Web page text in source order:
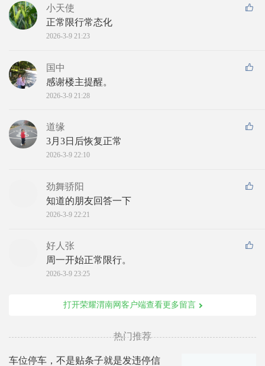
小天使
正常限行常态化
2026-3-9 21:23
国中
感谢楼主提醒。
2026-3-9 21:28
道缘
3月3日后恢复正常
2026-3-9 22:10
劲舞骄阳
知道的朋友回答一下
2026-3-9 22:21
好人张
周一开始正常限行。
2026-3-9 23:25
打开荣耀渭南网客户端查看更多留言
热门推荐
车位停车，不是贴条子就是发违停信